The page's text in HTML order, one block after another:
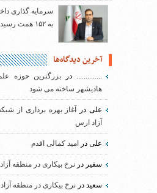
سرمایه گذاری
به ۱۵۲ همت رسید
آخرین دیدگاه‌ها
..............دربزرگترین حوزه
هادیشهر ساخته می شود
علیدر
آغاز بهره برداری از
آزاد ارس
علی در امید کمالی اقدم
سفیر در نرخ بیکاری در منطقه
سعید در نرخ بیکاری در منطقه